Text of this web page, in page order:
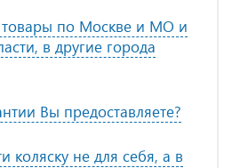
товары по Москве и МО и
в другие города
Вы предоставляете?
коляску не для себя, а в